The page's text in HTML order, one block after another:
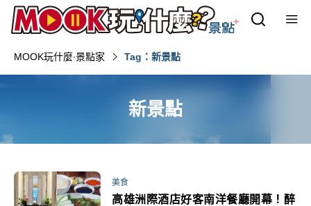
MOOK玩什麼‧景點家 Tag：新景點
新景點
美食
高雄洲際酒店好客南洋餐廳開幕！醉